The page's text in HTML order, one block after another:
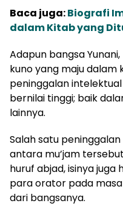
Baca juga:Biografi
dalam Kitab yang
Adapun bangsa
kuno yang maju dalam
peninggalan
bernilai tinggi; baik
lainnya.
Salah satu
antara mu’jam
huruf abjad, isinya
para orator pada
dari bangsanya.